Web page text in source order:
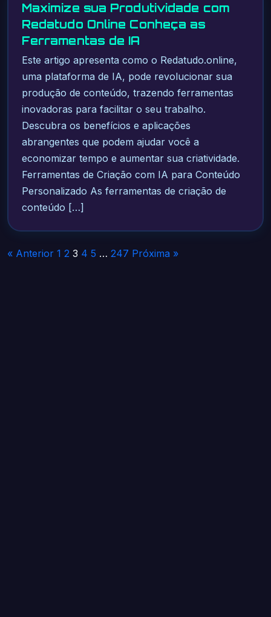
Maximize sua Produtividade com
Redatudo Online Conheça as
Ferramentas de IA
Este artigo apresenta como o Redatudo.online,
uma plataforma de IA, pode revolucionar sua
produção de conteúdo, trazendo ferramentas
inovadoras para facilitar o seu trabalho.
Descubra os benefícios e aplicações
abrangentes que podem ajudar você a
economizar tempo e aumentar sua criatividade.
Ferramentas de Criação com IA para Conteúdo
Personalizado As ferramentas de criação de
conteúdo […]
Paginação
« Anterior 1 2 3 4 5 … 247 Próxima »